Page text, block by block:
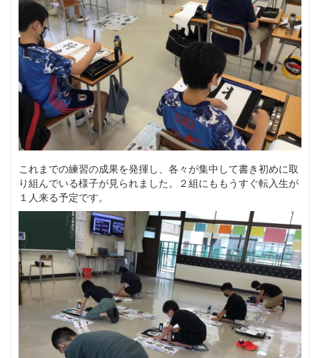
これまでの練習の成果を発揮し、各々が集中して書き初めに取
り組んでいる様子が見られました。２組にももうすぐ転入生が
１人来る予定です。